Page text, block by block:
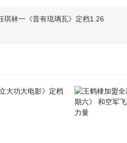
琪林一《昔有琉璃瓦》定档1.26